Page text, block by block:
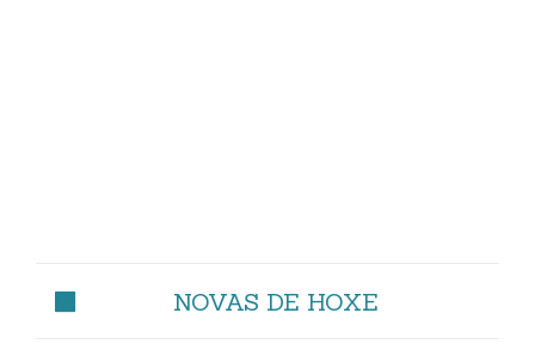
NOVAS DE HOXE